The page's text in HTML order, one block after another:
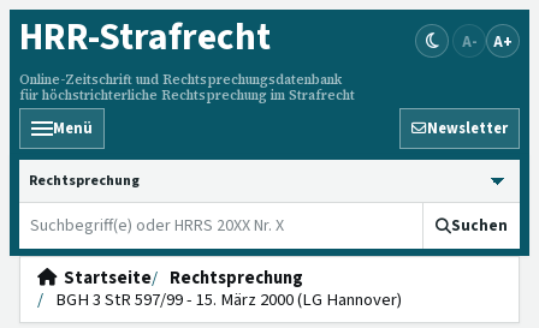
HRR-Strafrecht
Online-Zeitschrift und Rechtsprechungsdatenbank
für höchstrichterliche Rechtsprechung im Strafrecht
A- A+
Menü Newsletter
HRRS durchsuchen
Suchen
Startseite
Rechtsprechung
BGH 3 StR 597/99 - 15. März 2000 (LG Hannover)